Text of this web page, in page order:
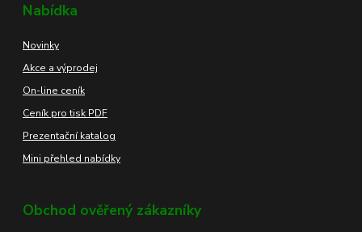
Nabídka
Novinky
Akce a výprodej
On-line ceník
Ceník pro tisk PDF
Prezentační katalog
Mini přehled nabídky
Obchod ověřený zákazníky